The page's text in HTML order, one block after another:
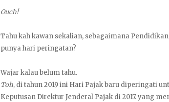
Ouch!
Tahu kah kawan sekalian, sebagaimana
punya hari peringatan?
Wajar kalau belum tahu.
Toh, di tahun 2019 ini Hari Pajak baru diperingati
Keputusan Direktur Jenderal Pajak di 2017. yang